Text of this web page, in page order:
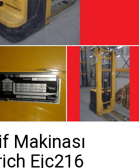
Makinası
Ejc216